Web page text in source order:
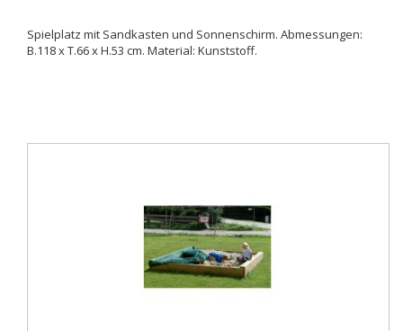
Spielplatz mit Sandkasten und Sonnenschirm. Abmessungen:
B.118 x T.66 x H.53 cm. Material: Kunststoff.